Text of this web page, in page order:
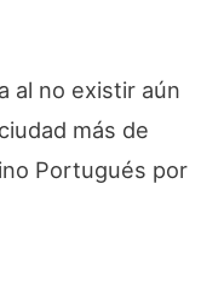
al no existir aún
más de
Portugués por